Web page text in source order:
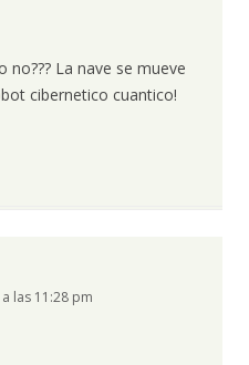
no??? La nave se mueve
cibernetico cuantico!
las 11:28 pm